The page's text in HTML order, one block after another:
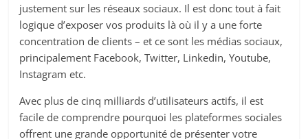
justement sur les réseaux sociaux. Il est donc tout à fait
logique d’exposer vos produits là où il y a une forte
concentration de clients – et ce sont les médias sociaux,
principalement Facebook, Twitter, Linkedin, Youtube,
Instagram etc.
Avec plus de cinq milliards d’utilisateurs actifs, il est
facile de comprendre pourquoi les plateformes sociales
offrent une grande opportunité de présenter votre